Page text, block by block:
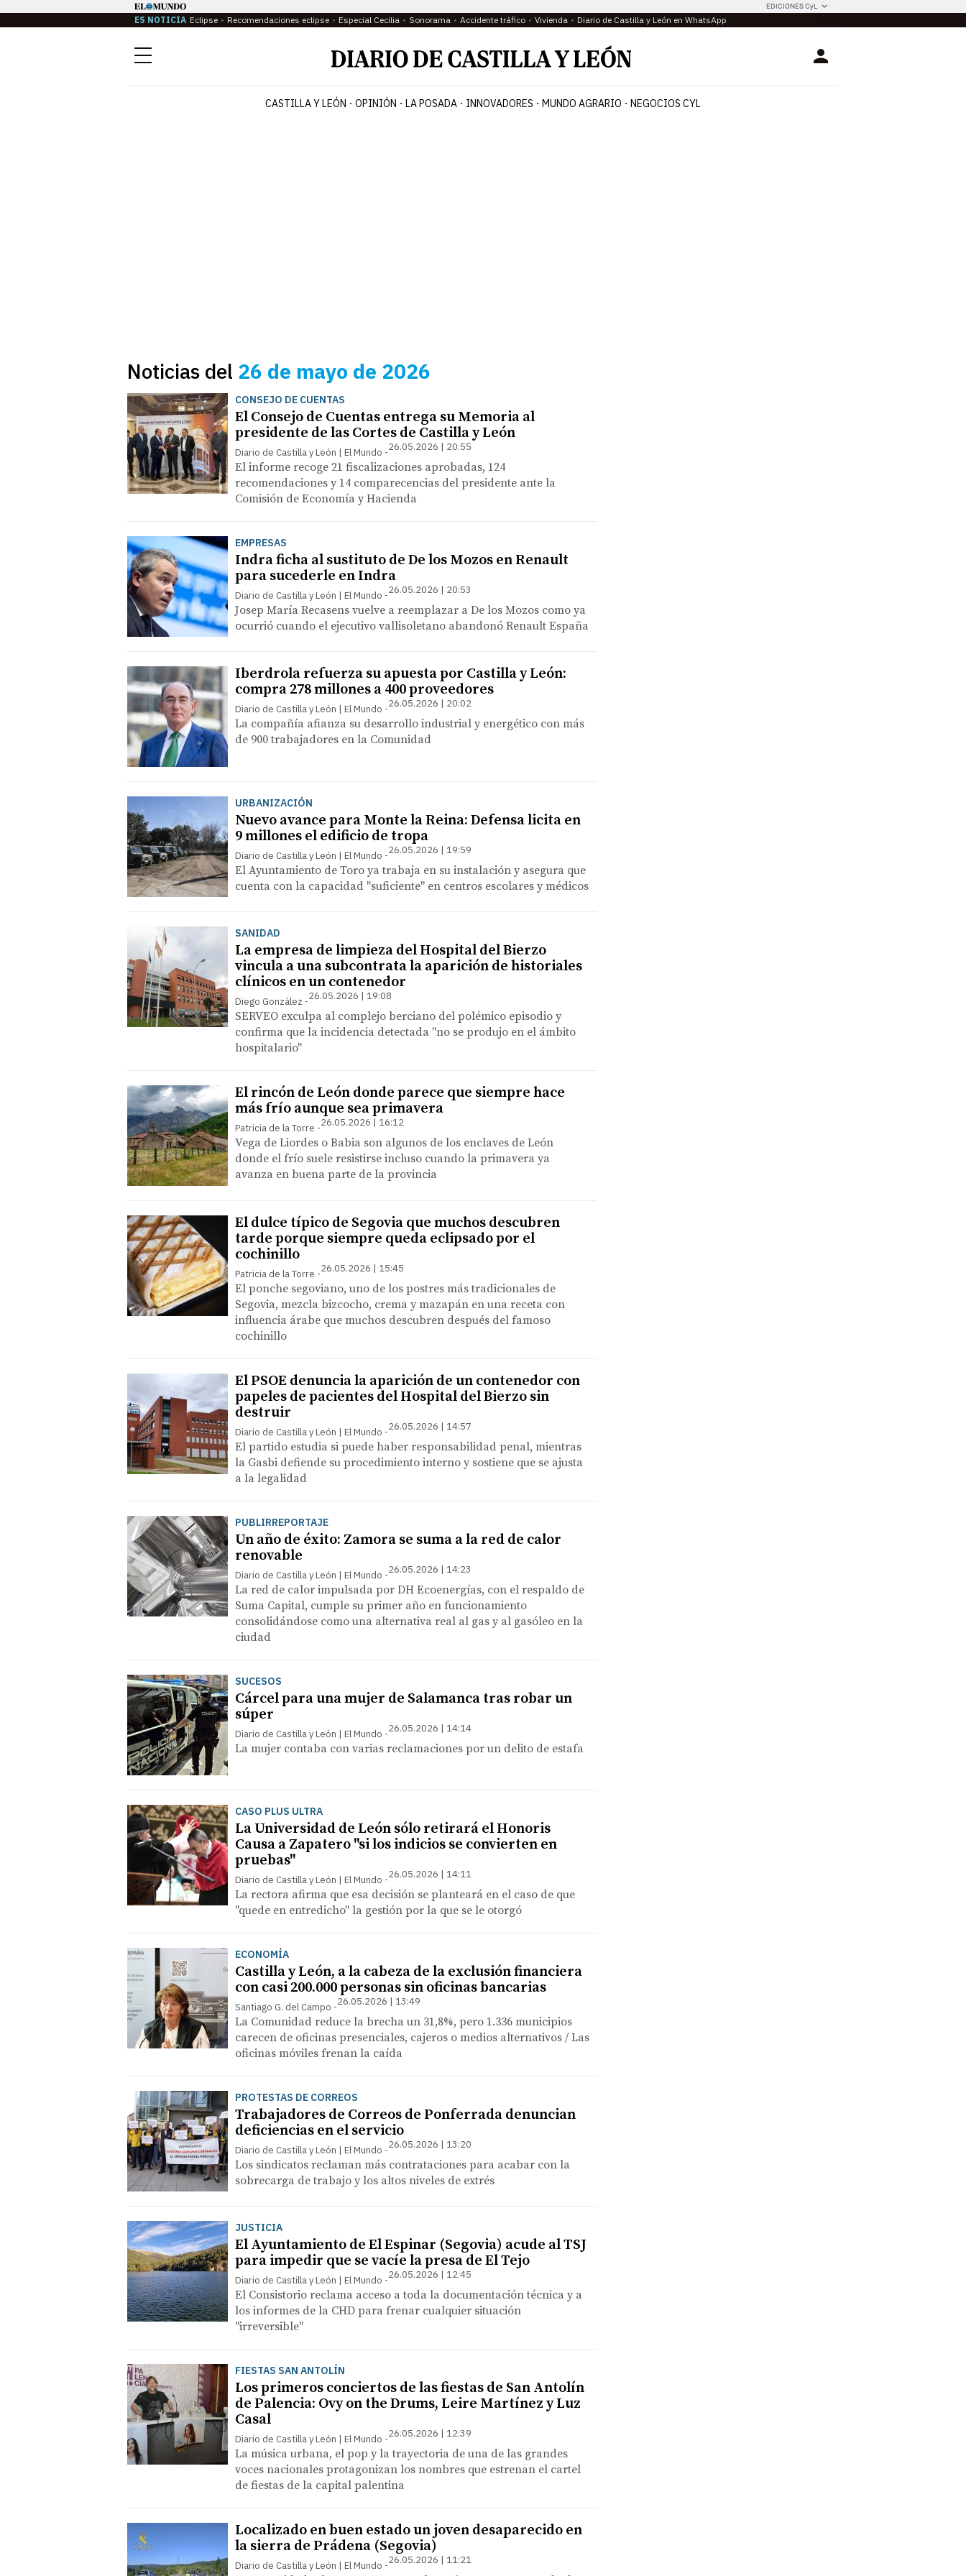
EDICIONES CyL
ES NOTICIA Eclipse Recomendaciones eclipse Especial Cecilia Sonorama Accidente tráfico Vivienda Diario de Castilla y León en WhatsApp
Menú Login
CASTILLA Y LEÓN OPINIÓN LA POSADA INNOVADORES MUNDO AGRARIO NEGOCIOS CYL
Noticias del 26 de mayo de 2026
CONSEJO DE CUENTAS
El Consejo de Cuentas entrega su Memoria al
presidente de las Cortes de Castilla y León
Diario de Castilla y León | El Mundo 26.05.2026 | 20:55
El informe recoge 21 fiscalizaciones aprobadas, 124
recomendaciones y 14 comparecencias del presidente ante la
Comisión de Economía y Hacienda
EMPRESAS
Indra ficha al sustituto de De los Mozos en Renault
para sucederle en Indra
Diario de Castilla y León | El Mundo 26.05.2026 | 20:53
Josep María Recasens vuelve a reemplazar a De los Mozos como ya
ocurrió cuando el ejecutivo vallisoletano abandonó Renault España
Iberdrola refuerza su apuesta por Castilla y León:
compra 278 millones a 400 proveedores
Diario de Castilla y León | El Mundo 26.05.2026 | 20:02
La compañía afianza su desarrollo industrial y energético con más
de 900 trabajadores en la Comunidad
URBANIZACIÓN
Nuevo avance para Monte la Reina: Defensa licita en
9 millones el edificio de tropa
Diario de Castilla y León | El Mundo 26.05.2026 | 19:59
El Ayuntamiento de Toro ya trabaja en su instalación y asegura que
cuenta con la capacidad "suficiente" en centros escolares y médicos
SANIDAD
La empresa de limpieza del Hospital del Bierzo
vincula a una subcontrata la aparición de historiales
clínicos en un contenedor
Diego González 26.05.2026 | 19:08
SERVEO exculpa al complejo berciano del polémico episodio y
confirma que la incidencia detectada "no se produjo en el ámbito
hospitalario"
El rincón de León donde parece que siempre hace
más frío aunque sea primavera
Patricia de la Torre 26.05.2026 | 16:12
Vega de Liordes o Babia son algunos de los enclaves de León
donde el frío suele resistirse incluso cuando la primavera ya
avanza en buena parte de la provincia
El dulce típico de Segovia que muchos descubren
tarde porque siempre queda eclipsado por el
cochinillo
Patricia de la Torre 26.05.2026 | 15:45
El ponche segoviano, uno de los postres más tradicionales de
Segovia, mezcla bizcocho, crema y mazapán en una receta con
influencia árabe que muchos descubren después del famoso
cochinillo
El PSOE denuncia la aparición de un contenedor con
papeles de pacientes del Hospital del Bierzo sin
destruir
Diario de Castilla y León | El Mundo 26.05.2026 | 14:57
El partido estudia si puede haber responsabilidad penal, mientras
la Gasbi defiende su procedimiento interno y sostiene que se ajusta
a la legalidad
PUBLIRREPORTAJE
Un año de éxito: Zamora se suma a la red de calor
renovable
Diario de Castilla y León | El Mundo 26.05.2026 | 14:23
La red de calor impulsada por DH Ecoenergías, con el respaldo de
Suma Capital, cumple su primer año en funcionamiento
consolidándose como una alternativa real al gas y al gasóleo en la
ciudad
SUCESOS
Cárcel para una mujer de Salamanca tras robar un
súper
Diario de Castilla y León | El Mundo 26.05.2026 | 14:14
La mujer contaba con varias reclamaciones por un delito de estafa
CASO PLUS ULTRA
La Universidad de León sólo retirará el Honoris
Causa a Zapatero "si los indicios se convierten en
pruebas"
Diario de Castilla y León | El Mundo 26.05.2026 | 14:11
La rectora afirma que esa decisión se planteará en el caso de que
"quede en entredicho" la gestión por la que se le otorgó
ECONOMÍA
Castilla y León, a la cabeza de la exclusión financiera
con casi 200.000 personas sin oficinas bancarias
Santiago G. del Campo 26.05.2026 | 13:49
La Comunidad reduce la brecha un 31,8%, pero 1.336 municipios
carecen de oficinas presenciales, cajeros o medios alternativos / Las
oficinas móviles frenan la caída
PROTESTAS DE CORREOS
Trabajadores de Correos de Ponferrada denuncian
deficiencias en el servicio
Diario de Castilla y León | El Mundo 26.05.2026 | 13:20
Los sindicatos reclaman más contrataciones para acabar con la
sobrecarga de trabajo y los altos niveles de extrés
JUSTICIA
El Ayuntamiento de El Espinar (Segovia) acude al TSJ
para impedir que se vacíe la presa de El Tejo
Diario de Castilla y León | El Mundo 26.05.2026 | 12:45
El Consistorio reclama acceso a toda la documentación técnica y a
los informes de la CHD para frenar cualquier situación
"irreversible"
FIESTAS SAN ANTOLÍN
Los primeros conciertos de las fiestas de San Antolín
de Palencia: Ovy on the Drums, Leire Martínez y Luz
Casal
Diario de Castilla y León | El Mundo 26.05.2026 | 12:39
La música urbana, el pop y la trayectoria de una de las grandes
voces nacionales protagonizan los nombres que estrenan el cartel
de fiestas de la capital palentina
Localizado en buen estado un joven desaparecido en
la sierra de Prádena (Segovia)
Diario de Castilla y León | El Mundo 26.05.2026 | 11:21